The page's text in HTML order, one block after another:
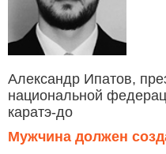
Александр Ипатов,
национальной
каратэ-до
Мужчина должен